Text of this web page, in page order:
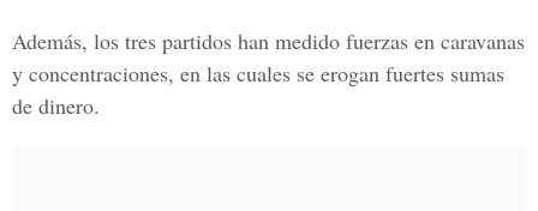
Además, los tres partidos han medido fuerzas en caravanas
y concentraciones, en las cuales se erogan fuertes sumas
de dinero.